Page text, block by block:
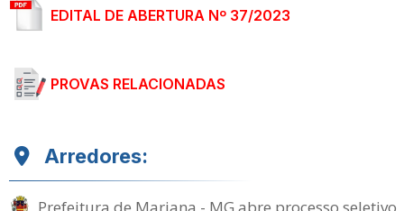
EDITAL DE ABERTURA Nº 37/2023
PROVAS RELACIONADAS
Arredores: